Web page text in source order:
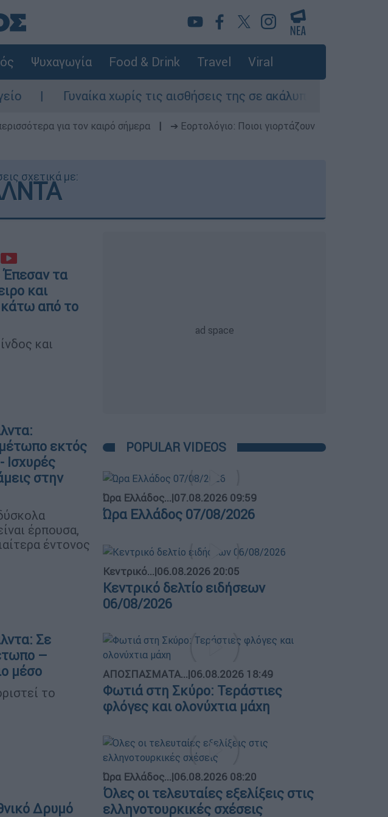
Ψυχαγωγία Food & Drink Travel Viral
χωρίς τις αισθήσεις της σε ακάλυπτο πολυκατοικίας στη
για τον καιρό σήμερα
➔ Εορτολόγιο: Ποιοι γιορτάζουν
σχετικά με:
Έπεσαν τα
και
από το
και
εκτός
Ισχυρές
στην
έρπουσα,
έντονος
Σε
–
μέσο
το
Δρυμό
POPULAR VIDEOS
Ώρα Ελλάδος...|07.08.2026 09:59
Ώρα Ελλάδος 07/08/2026
Κεντρικό...|06.08.2026 20:05
Κεντρικό δελτίο ειδήσεων
06/08/2026
ΑΠΟΣΠΑΣΜΑΤΑ...|06.08.2026 18:49
Φωτιά στη Σκύρο: Τεράστιες
φλόγες και ολονύχτια μάχη
Ώρα Ελλάδος...|06.08.2026 08:20
Όλες οι τελευταίες εξελίξεις στις
ελληνοτουρκικές σχέσεις